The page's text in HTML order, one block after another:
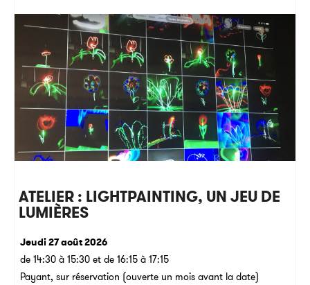
ATELIER : LIGHTPAINTING, UN JEU DE
LUMIÈRES
Jeudi 27 août 2026
de 14:30 à 15:30 et de 16:15 à 17:15
Payant, sur réservation (ouverte un mois avant la date)